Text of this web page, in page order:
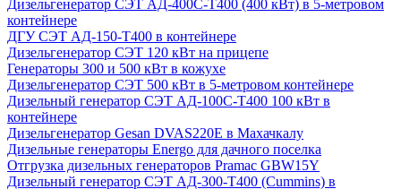
Дизельгенератор СЭТ АД-400С-Т400 (400 кВт) в 5-метровом
контейнере
ДГУ СЭТ АД-150-Т400 в контейнере
Дизельгенератор СЭТ 120 кВт на прицепе
Генераторы 300 и 500 кВт в кожухе
Дизельгенератор СЭТ 500 кВт в 5-метровом контейнере
Дизельный генератор СЭТ АД-100С-Т400 100 кВт в
контейнере
Дизельгенератор Gesan DVAS220E в Махачкалу
Дизельные генераторы Energo для дачного поселка
Отгрузка дизельных генераторов Pramac GВW15Y
Дизельный генератор СЭТ АД-300-Т400 (Cummins) в